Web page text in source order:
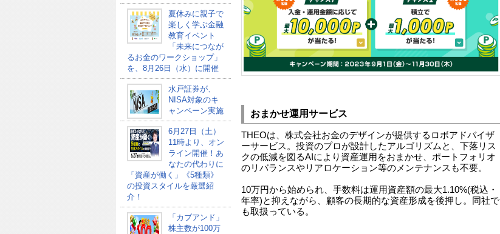
夏休みに親子で
楽しく学ぶ金融
教育イベント
「未来につなが
るお金のワークショップ」
を、8月26日（水）に開催
水戸証券が、
NISA対象のキ
ャンペーン実施
6月27日（土）
11時より、オン
ライン開催！あ
なたの代わりに
「資産が働く」《5種類》
の投資スタイルを厳選紹
介！
「カブアンド」
株主数が100万
おまかせ運用サービス
THEOは、株式会社お金のデザインが提供するロボアドバイザ
ーサービス。投資のプロが設計したアルゴリズムと、下落リス
クの低減を図るAIにより資産運用をおまかせ、ポートフォリオ
のリバランスやリアロケーション等のメンテナンスも不要。
10万円から始められ、手数料は運用資産額の最大1.10%(税込・
年率)と抑えながら、顧客の長期的な資産形成を後押し。同社で
も取扱っている。